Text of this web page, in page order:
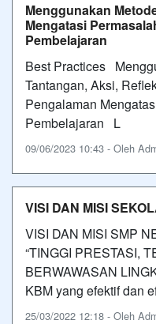
Menggunakan
Mengatasi
Pembelajaran
Best Practices
Tantangan, Aksi,
Pengalaman
Pembelajaran L
09/06/2023 10:43 - Oleh
VISI DAN MISI
VISI DAN MISI SMP
“TINGGI PRESTASI,
BERWAWASAN
KBM yang efektif dan
25/03/2022 12:18 - Oleh